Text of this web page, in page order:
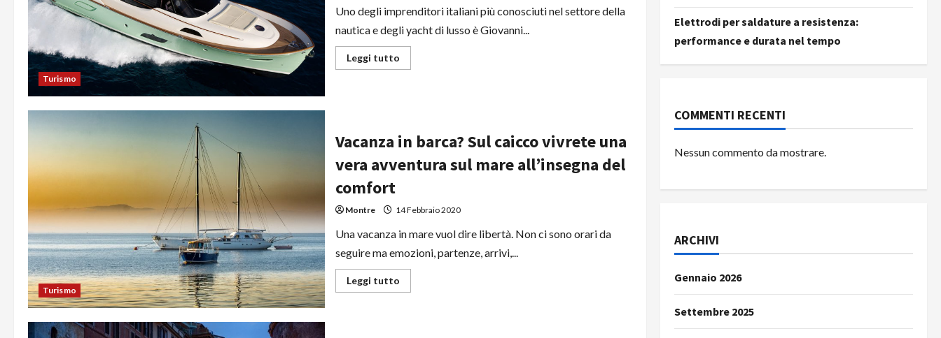
Turismo
Uno degli imprenditori italiani più conosciuti nel settore della
nautica e degli yacht di lusso è Giovanni...
Leggi tuttoLeggi
di
gli
yacht
lusso:
una
Turismo
Vacanza in barca? Sul caicco vivrete una
vera avventura sul mare all’insegna del
comfort
Montre 14 Febbraio 2020
Una vacanza in mare vuol dire libertà. Non ci sono orari da
seguire ma emozioni, partenze, arrivi,...
Leggi tuttoLeggi
di
Elettrodi per saldature a resistenza:
performance e durata nel tempo
COMMENTI RECENTI
Nessun commento da mostrare.
ARCHIVI
Gennaio 2026
Settembre 2025